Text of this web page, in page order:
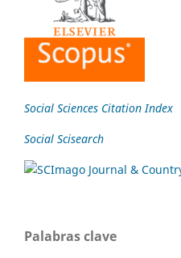
Social Sciences Citation Index
Social Scisearch
Palabras clave